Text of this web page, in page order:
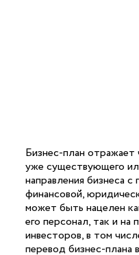
Бизнес-план
уже существующего
направления бизнеса
финансовой,
может быть нацелен
его персонал, так и на
инвесторов, в том
перевод бизнес-плана